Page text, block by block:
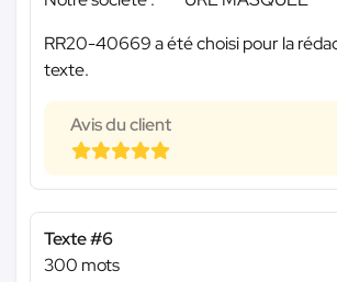
RR20-40669 a été choisi pour la
texte.
Avis du client
Texte #6
300 mots